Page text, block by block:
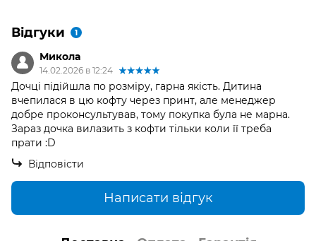
Відгуки 1
Микола
14.02.2026 в 12:24
Дочці підійшла по розміру, гарна якість. Дитина
вчепилася в цю кофту через принт, але менеджер
добре проконсультував, тому покупка була не марна.
Зараз дочка вилазить з кофти тільки коли її треба
прати :D
Відповісти
Написати відгук